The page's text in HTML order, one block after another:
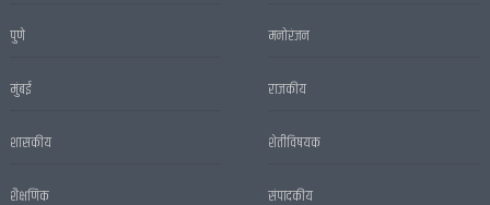
पुणे मनोरंजन
मुंबई राजकीय
शासकीय शेतीविषयक
शैक्षणिक संपादकीय